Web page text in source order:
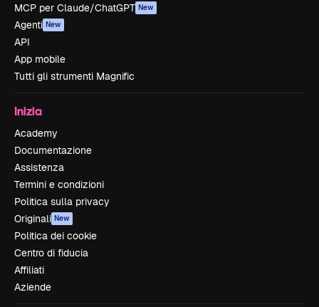
MCP per Claude/ChatGPT New
Agenti New
API
App mobile
Tutti gli strumenti Magnific
Inizia
Academy
Documentazione
Assistenza
Termini e condizioni
Politica sulla privacy
Originali New
Politica dei cookie
Centro di fiducia
Affiliati
Aziende